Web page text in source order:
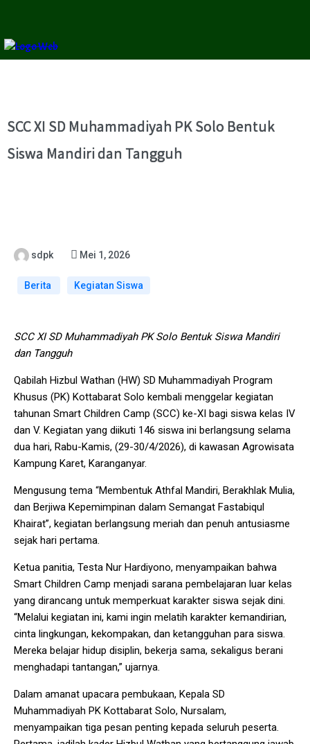
SCC XI SD Muhammadiyah PK Solo Bentuk
Siswa Mandiri dan Tangguh
sdpk Mei 1, 2026
Berita Kegiatan Siswa
SCC XI SD Muhammadiyah PK Solo Bentuk Siswa Mandiri
dan Tangguh
Qabilah Hizbul Wathan (HW) SD Muhammadiyah Program
Khusus (PK) Kottabarat Solo kembali menggelar kegiatan
tahunan Smart Children Camp (SCC) ke-XI bagi siswa kelas IV
dan V. Kegiatan yang diikuti 146 siswa ini berlangsung selama
dua hari, Rabu-Kamis, (29-30/4/2026), di kawasan Agrowisata
Kampung Karet, Karanganyar.
Mengusung tema “Membentuk Athfal Mandiri, Berakhlak Mulia,
dan Berjiwa Kepemimpinan dalam Semangat Fastabiqul
Khairat”, kegiatan berlangsung meriah dan penuh antusiasme
sejak hari pertama.
Ketua panitia, Testa Nur Hardiyono, menyampaikan bahwa
Smart Children Camp menjadi sarana pembelajaran luar kelas
yang dirancang untuk memperkuat karakter siswa sejak dini.
“Melalui kegiatan ini, kami ingin melatih karakter kemandirian,
cinta lingkungan, kekompakan, dan ketangguhan para siswa.
Mereka belajar hidup disiplin, bekerja sama, sekaligus berani
menghadapi tantangan,” ujarnya.
Dalam amanat upacara pembukaan, Kepala SD
Muhammadiyah PK Kottabarat Solo, Nursalam,
menyampaikan tiga pesan penting kepada seluruh peserta.